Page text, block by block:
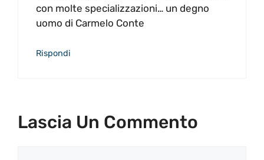
con molte specializzazioni… un degno
uomo di Carmelo Conte
Rispondi
Lascia Un Commento